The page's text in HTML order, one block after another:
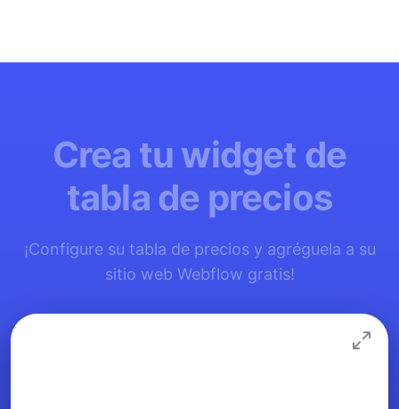
Crea tu widget de
tabla de precios
¡Configure su tabla de precios y agréguela a su
sitio web Webflow gratis!